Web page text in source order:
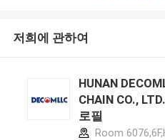
저희에 관하여
HUNAN
CHAIN CO.,
로필
Room